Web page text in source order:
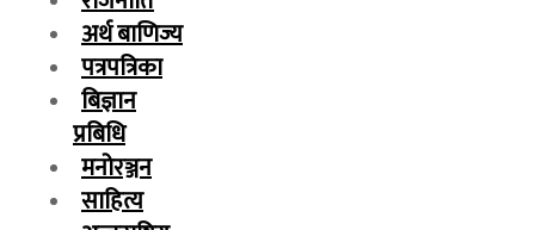
अर्थ बाणिज्य
पत्रपत्रिका
बिज्ञान
प्रबिधि
मनोरञ्जन
साहित्य